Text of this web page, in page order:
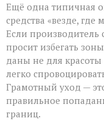
Ещё одна типичная
средства «везде, где
Если производитель
просит избегать
даны не для
легко
Грамотный уход —
правильное
границ.